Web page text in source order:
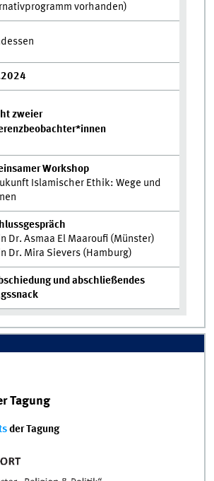
vorhanden)
zweier
Workshop
Islamischer Ethik: Wege und
Dr. Asmaa El Maaroufi (Münster)
Dr. Mira Sievers (Hamburg)
und abschließendes
Tagung
der Tagung